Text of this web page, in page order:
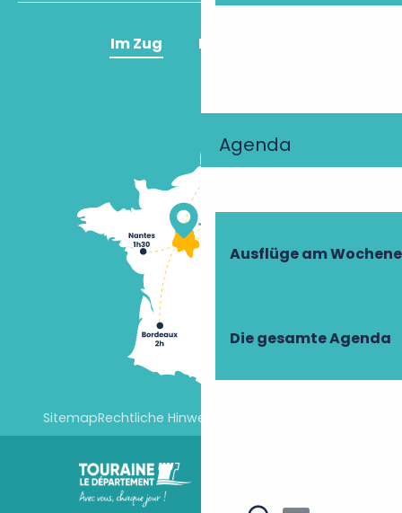
Agenda
Ausflüge am
Die gesamte Agenda
Im Zug Im Flugzeug
SitemapRechtliche Hinweise